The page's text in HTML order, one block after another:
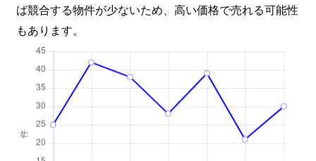
ば競合する物件が少ないため、高い価格で売れる可能性
もあります。